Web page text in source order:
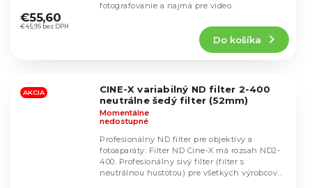
hodnotenie
produktu
hviezdičiek.
€45,95 bez DPH
€55,60
Do košíka
fotografovanie a najmä pre video.
AKCIA
CINE-X variabilný ND filter 2-400
neutrálne šedý filter (52mm)
Momentálne
nedostupné
Profesionálny ND filter pre objektívy a
fotoaparáty. Filter ND Cine-X má rozsah ND2-
400. Profesionálny sivý filter (filter s
neutrálnou hustotou) pre všetkých výrobcov...